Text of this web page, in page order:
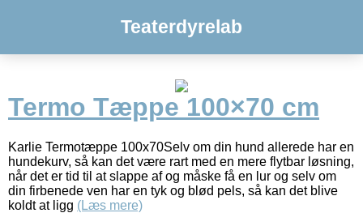
Teaterdyrelab
Termo Tæppe 100×70 cm
Karlie Termotæppe 100x70Selv om din hund allerede har en
hundekurv, så kan det være rart med en mere flytbar løsning,
når det er tid til at slappe af og måske få en lur og selv om
din firbenede ven har en tyk og blød pels, så kan det blive
koldt at ligg (Læs mere)